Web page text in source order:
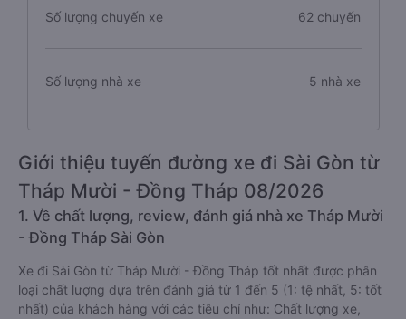
Số lượng chuyến xe 62 chuyến
Số lượng nhà xe 5 nhà xe
Giới thiệu tuyến đường xe đi Sài Gòn từ
Tháp Mười - Đồng Tháp 08/2026
1. Về chất lượng, review, đánh giá nhà xe Tháp Mười
- Đồng Tháp Sài Gòn
Xe đi Sài Gòn từ Tháp Mười - Đồng Tháp tốt nhất được phân
loại chất lượng dựa trên đánh giá từ 1 đến 5 (1: tệ nhất, 5: tốt
nhất) của khách hàng với các tiêu chí như: Chất lượng xe,